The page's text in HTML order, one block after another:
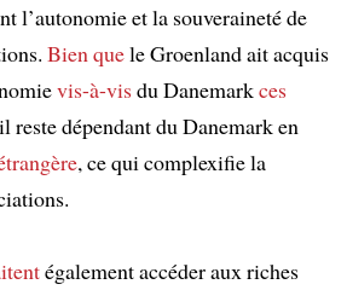
l’autonomie et la souveraineté de
Bien quele Groenland ait acquis
vis-à-visdu Danemarkces
reste dépendant du Danemark en
, ce qui complexifie la
également accéder aux riches